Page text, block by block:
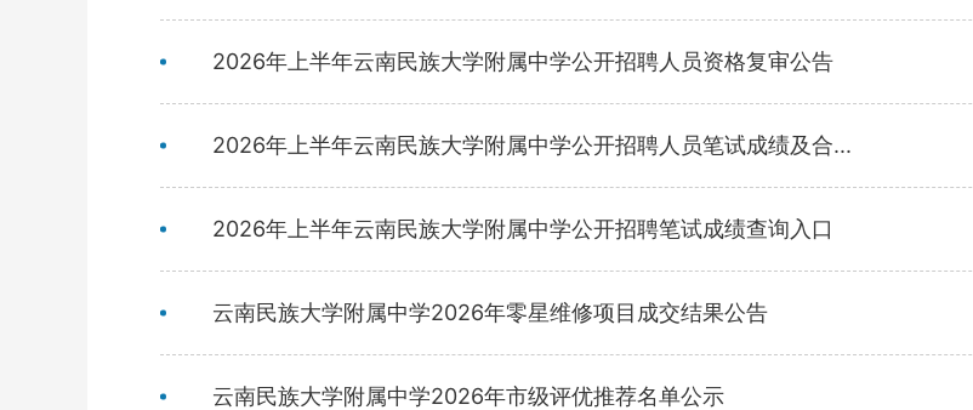
2026年上半年云南民族大学附属中学公开招聘人员资格复审公告
2026年上半年云南民族大学附属中学公开招聘人员笔试成绩及合...
2026年上半年云南民族大学附属中学公开招聘笔试成绩查询入口
云南民族大学附属中学2026年零星维修项目成交结果公告
云南民族大学附属中学2026年市级评优推荐名单公示